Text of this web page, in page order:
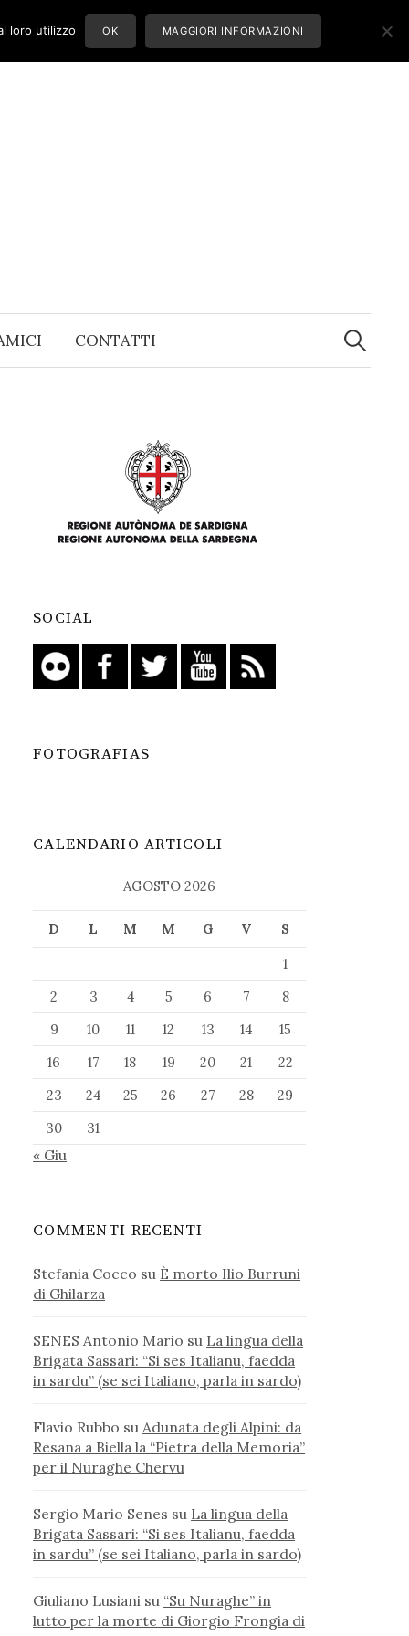
CONTATTI
Ricerca
per:
SOCIAL
FOTOGRAFIAS
CALENDARIO ARTICOLI
AGOSTO 2026
D L M M G V
S
1
2
3 4 5 6 7
8
9
10 11 12 13 14
15
16
17 18 19 20 21
22
23
24 25 26 27 28
29
30
31
« Giu
COMMENTI RECENTI
Stefania Cocco su È morto Ilio Burruni
di Ghilarza
SENES Antonio Mario su La lingua della
Brigata Sassari: “Si ses Italianu, faedda
in sardu” (se sei Italiano, parla in sardo)
Flavio Rubbo su Adunata degli Alpini: da
Resana a Biella la “Pietra della Memoria”
per il Nuraghe Chervu
Sergio Mario Senes su La lingua della
Brigata Sassari: “Si ses Italianu, faedda
in sardu” (se sei Italiano, parla in sardo)
Giuliano Lusiani su “Su Nuraghe” in
lutto per la morte di Giorgio Frongia di
loro utilizzo OK MAGGIORI INFORMAZIONI